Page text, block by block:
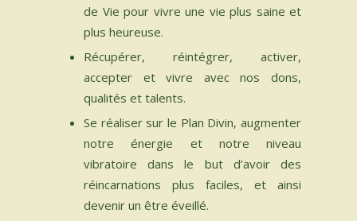
de Vie pour vivre une vie plus saine et
plus heureuse.
Récupérer, réintégrer, activer,
accepter et vivre avec nos dons,
qualités et talents.
Se réaliser sur le Plan Divin, augmenter
notre énergie et notre niveau
vibratoire dans le but d’avoir des
réincarnations plus faciles, et ainsi
devenir un être éveillé.